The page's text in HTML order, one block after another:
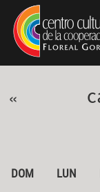
Pasar al contenido
Jump to main content
«
DOM LUN